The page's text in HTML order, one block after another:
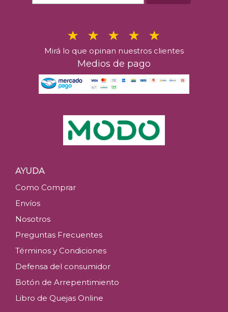
Mirá lo que opinan nuestros clientes
Medios de pago
AYUDA
Como Comprar
Envíos
Nosotros
Preguntas Frecuentes
Términos y Condiciones
Defensa del consumidor
Botón de Arrepentimiento
Libro de Quejas Online